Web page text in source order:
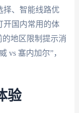
择、智能线路优
开国内常用的体
地区限制提示消
vs 塞内加尔”，
验